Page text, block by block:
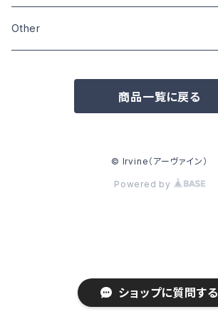
ショップに質問する
Size:M
Size:M
Other
Other
商品一覧に戻る
© Irvine（アーヴァイン）
Powered by